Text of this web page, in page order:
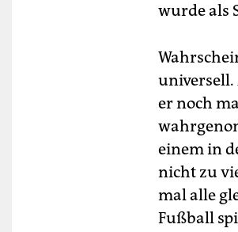
wurde als
er noch
einem in
nicht zu
mal alle
Fußball